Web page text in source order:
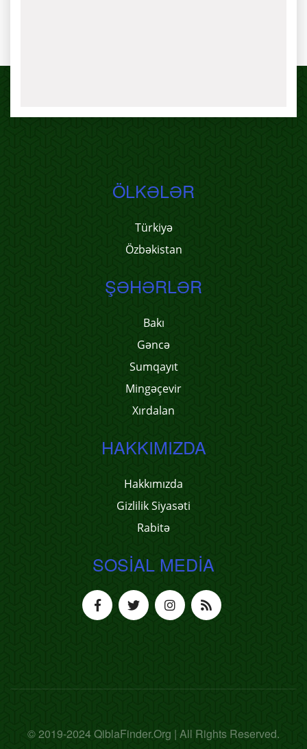
ÖLKƏLƏR
Türkiyə
Özbəkistan
ŞƏHƏRLƏR
Bakı
Gəncə
Sumqayıt
Mingəçevir
Xırdalan
HAKKIMIZDA
Hakkımızda
Gizlilik Siyasəti
Rabitə
SOSIAL MEDIA
© 2019-2024 QiblaFinder.Org | All Rights Reserved.